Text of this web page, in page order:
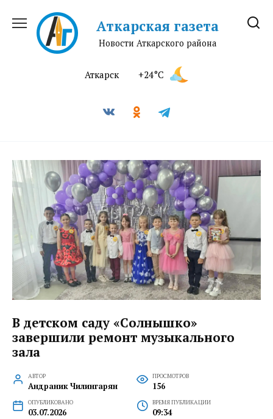
содержанию
Аткарская газета
Новости Аткарского района
Аткарск +24°C
В детском саду «Солнышко»
завершили ремонт музыкального
зала
АВТОР
Андраник Чилингарян
ПРОСМОТРОВ
156
ОПУБЛИКОВАНО
03.07.2026
ВРЕМЯ ПУБЛИКАЦИИ
09:34